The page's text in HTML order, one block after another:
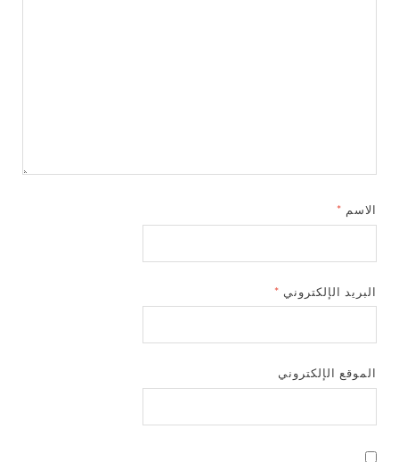
الاسم *
البريد الإلكتروني *
الموقع الإلكتروني